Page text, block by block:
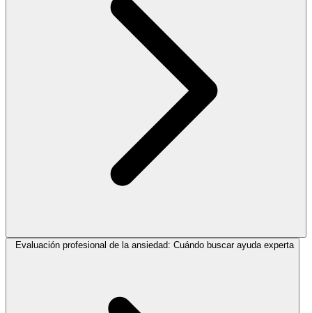
Evaluación profesional de la ansiedad: Cuándo buscar ayuda experta